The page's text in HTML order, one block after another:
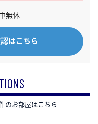
無休
はこちら
のお部屋はこちら